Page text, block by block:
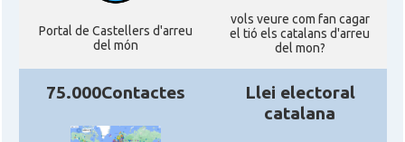
Acció ACCIÓ a Austin
Acció Acció a New York
Portal de Castellers d'arreu
del món
vols veure com fan cagar
el tió els catalans d'arreu
del mon?
75.000Contactes
Llei electoral
catalana